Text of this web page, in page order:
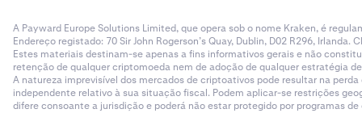
A Payward Europe Solutions Limited, que opera sob o nome Kraken, é
Endereço registado: 70 Sir John Rogerson’s Quay, Dublin, D02 R296, Irlanda.
Estes materiais destinam-se apenas a fins informativos gerais e não
retenção de qualquer criptomoeda nem de adoção de qualquer estratégia
A natureza imprevisível dos mercados de criptoativos pode resultar na
independente relativo à sua situação fiscal. Podem aplicar-se restrições
difere consoante a jurisdição e poderá não estar protegido por programas